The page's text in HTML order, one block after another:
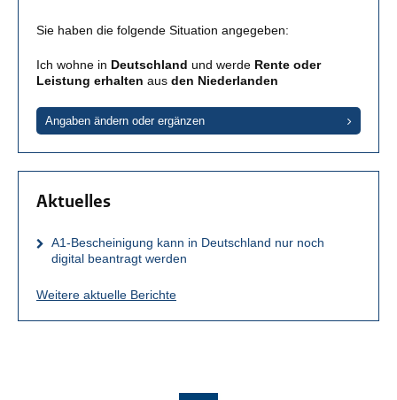
Sie haben die folgende Situation angegeben:
Ich wohne in Deutschland und werde Rente oder
Leistung erhalten aus den Niederlanden
Angaben ändern oder ergänzen
Aktuelles
A1-Bescheinigung kann in Deutschland nur noch
digital beantragt werden
Weitere aktuelle Berichte